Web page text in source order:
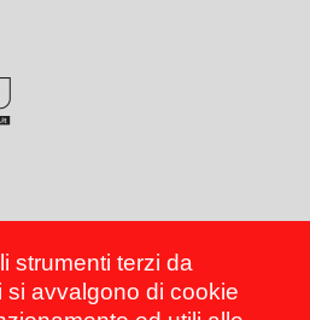
strumenti terzi da
si avvalgono di cookie